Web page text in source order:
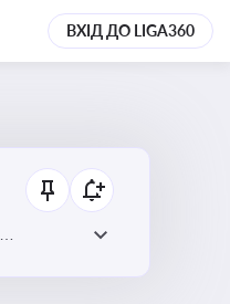
ВХІД ДО LIGA360